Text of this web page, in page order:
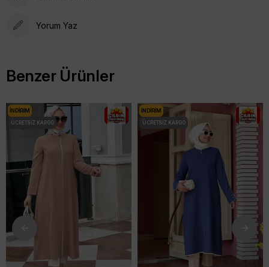
Yorum Yaz
Benzer Ürünler
İNDIRIM
ÜCRETSIZ KARGO
İNDIRIM
ÜCRETSIZ KARGO